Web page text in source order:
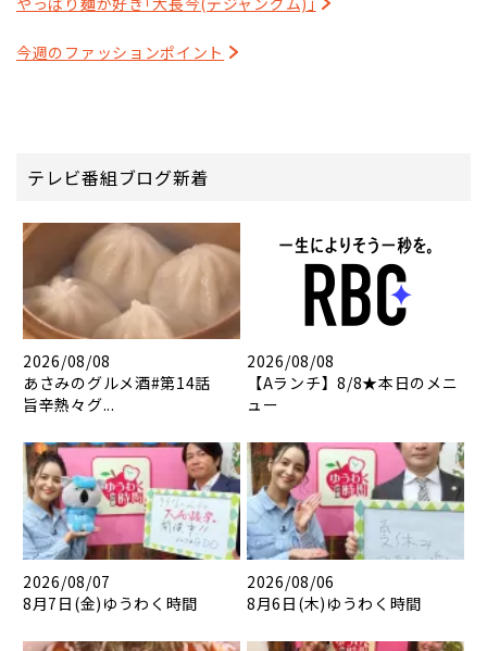
今週のファッションポイント
テレビ番組ブログ新着
2026/08/08
あさみのグルメ酒#第14話
旨辛熱々グ...
2026/08/08
【Aランチ】8/8★本日のメニ
ュー
2026/08/07
8月7日(金)ゆうわく時間
2026/08/06
8月6日(木)ゆうわく時間